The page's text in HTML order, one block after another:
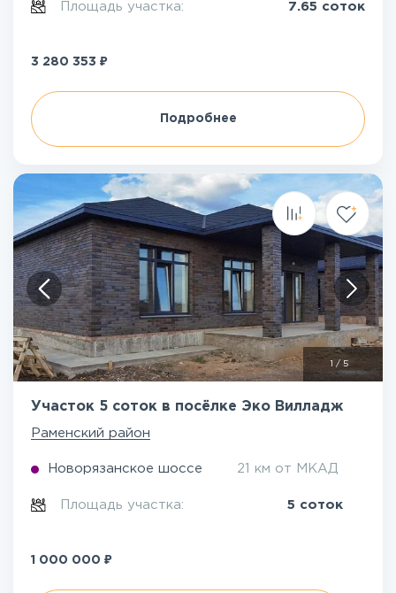
Площадь участка: 7.65 соток
3 280 353 ₽
Подробнее
/ 5
Участок 5 соток в посёлке Эко Вилладж
Раменский район
Новорязанское шоссе 21 км от МКАД
Площадь участка: 5 соток
1 000 000 ₽